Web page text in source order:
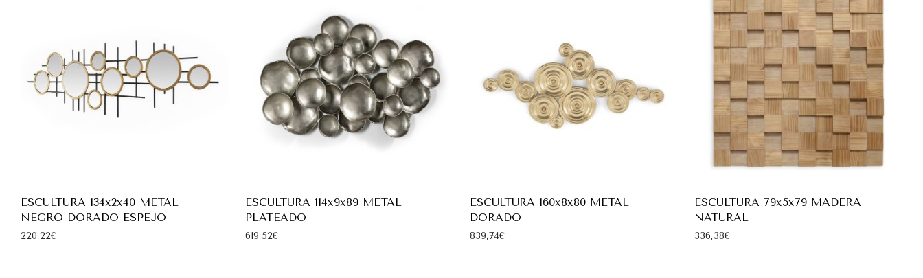
ESCULTURA 134x2x40 METAL
NEGRO-DORADO-ESPEJO
220,22€
ESCULTURA 114x9x89 METAL
PLATEADO
619,52€
ESCULTURA 160x8x80 METAL
DORADO
839,74€
ESCULTURA 79x5x79 MADERA
NATURAL
336,38€